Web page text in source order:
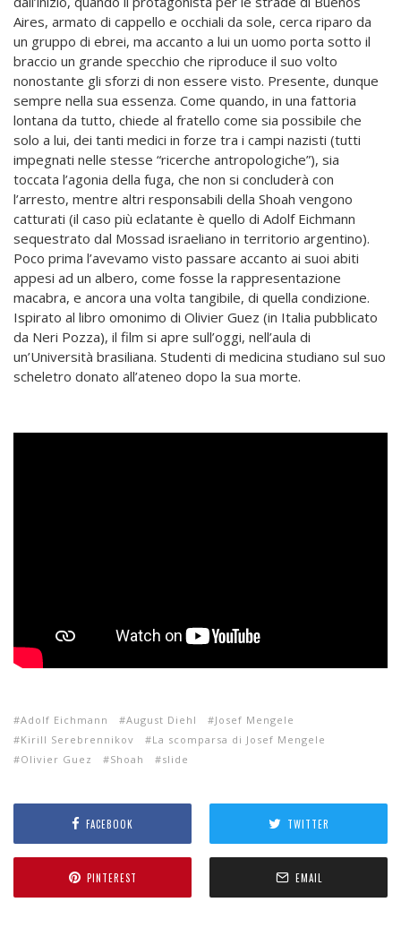
Aires, armato di cappello e occhiali da sole, cerca riparo da
un gruppo di ebrei, ma accanto a lui un uomo porta sotto il
braccio un grande specchio che riproduce il suo volto
nonostante gli sforzi di non essere visto. Presente, dunque
sempre nella sua essenza. Come quando, in una fattoria
lontana da tutto, chiede al fratello come sia possibile che
solo a lui, dei tanti medici in forze tra i campi nazisti (tutti
impegnati nelle stesse “ricerche antropologiche”), sia
toccata l’agonia della fuga, che non si concluderà con
l’arresto, mentre altri responsabili della Shoah vengono
catturati (il caso più eclatante è quello di Adolf Eichmann
sequestrato dal Mossad israeliano in territorio argentino).
Poco prima l’avevamo visto passare accanto ai suoi abiti
appesi ad un albero, come fosse la rappresentazione
macabra, e ancora una volta tangibile, di quella condizione.
Ispirato al libro omonimo di Olivier Guez (in Italia pubblicato
da Neri Pozza), il film si apre sull’oggi, nell’aula di
un’Università brasiliana. Studenti di medicina studiano sul suo
scheletro donato all’ateneo dopo la sua morte.
Adolf Eichmann August Diehl
Josef Mengele
Kirill Serebrennikov
La scomparsa di Josef Mengele
Olivier Guez
Shoah slide
FACEBOOK TWITTER
PINTEREST EMAIL